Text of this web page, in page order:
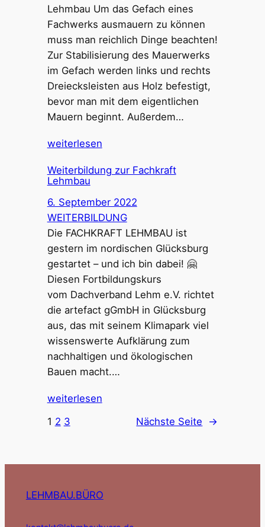
Lehmbau Um das Gefach eines
Fachwerks ausmauern zu können
muss man reichlich Dinge beachten!
Zur Stabilisierung des Mauerwerks
im Gefach werden links und rechts
Dreiecksleisten aus Holz befestigt,
bevor man mit dem eigentlichen
Mauern beginnt. Außerdem…
weiterlesen
Weiterbildung zur Fachkraft
Lehmbau
6. September 2022
WEITERBILDUNG
Die FACHKRAFT LEHMBAU ist
gestern im nordischen Glücksburg
gestartet – und ich bin dabei! 🤗
Diesen Fortbildungskurs
vom Dachverband Lehm e.V. richtet
die artefact gGmbH in Glücksburg
aus, das mit seinem Klimapark viel
wissenswerte Aufklärung zum
nachhaltigen und ökologischen
Bauen macht.…
weiterlesen
1 2 3 Nächste Seite →
LEHMBAU.BÜRO